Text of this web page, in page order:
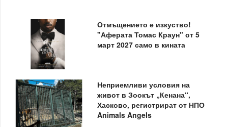
Отмъщението е изкуство!
"Аферата Томас Краун" от 5
март 2027 само в кината
Неприемливи условия на
живот в Зоокът „Кенана“,
Хасково, регистрират от НПО
Animals Angels